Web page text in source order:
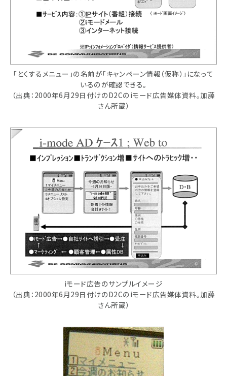
「とくするメニュー」の名前が「キャンペーン情報（仮称）」になって
いるのが確認できる。
（出典：2000年6月29日付けのD2Cのiモード広告媒体資料。加藤
さん所蔵）
iモード広告のサンプルイメージ
（出典：2000年6月29日付けのD2Cのiモード広告媒体資料。加藤
さん所蔵）